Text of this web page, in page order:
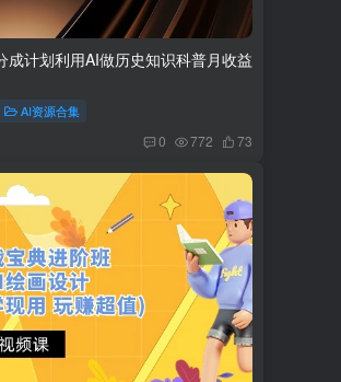
成计划利用AI做历史知识科普月收益
AI资源合集
0 772 73